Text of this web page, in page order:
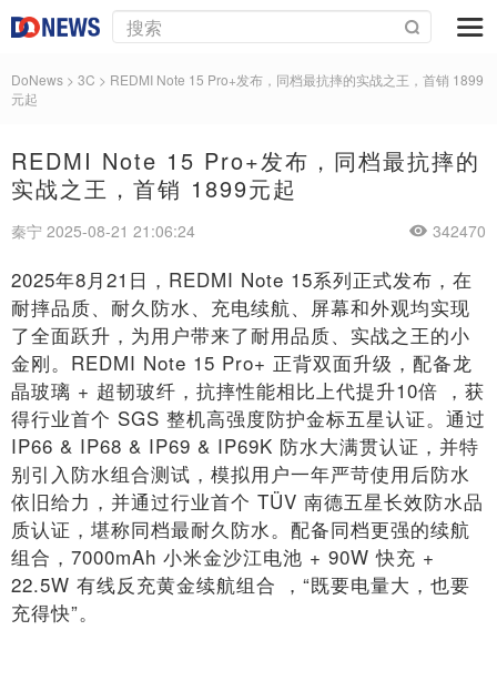
DoNews > 3C > REDMI Note 15 Pro+发布，同档最抗摔的实战之王，首销 1899
元起
REDMI Note 15 Pro+发布，同档最抗摔的
实战之王，首销 1899元起
秦宁 2025-08-21 21:06:24 342470
2025年8月21日，REDMI Note 15系列正式发布，在
耐摔品质、耐久防水、充电续航、屏幕和外观均实现
了全面跃升，为用户带来了耐用品质、实战之王的小
金刚。REDMI Note 15 Pro+ 正背双面升级，配备龙
晶玻璃 + 超韧玻纤，抗摔性能相比上代提升10倍 ，获
得行业首个 SGS 整机高强度防护金标五星认证。通过
IP66 & IP68 & IP69 & IP69K 防水大满贯认证，并特
别引入防水组合测试，模拟用户一年严苛使用后防水
依旧给力，并通过行业首个 TÜV 南德五星长效防水品
质认证，堪称同档最耐久防水。配备同档更强的续航
组合，7000mAh 小米金沙江电池 + 90W 快充 +
22.5W 有线反充黄金续航组合 ，“既要电量大，也要
充得快”。